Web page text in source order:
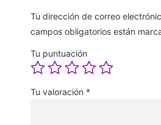
Tu dirección de correo
campos obligatorios están
Tu puntuación
Tu valoración *